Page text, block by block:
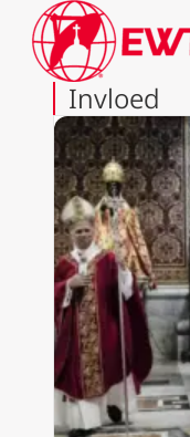
Invloed